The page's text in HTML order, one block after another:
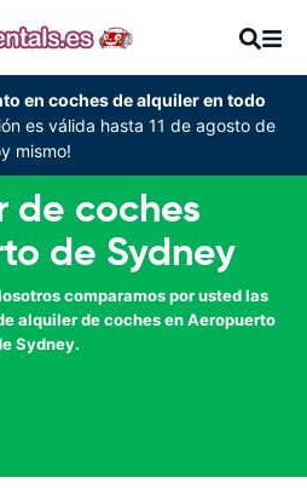
en coches de alquiler en todo
es válida hasta 11 de agosto de
mismo!
de coches
de Sydney
comparamos por usted las
alquiler de coches en Aeropuerto
Sydney.